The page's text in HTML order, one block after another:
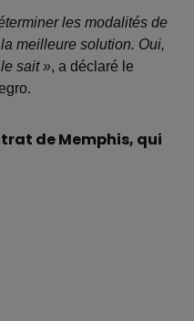
les modalités de
meilleure solution. Oui,
sait », a déclaré le
de Memphis, qui